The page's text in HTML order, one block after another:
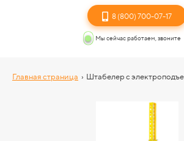
8 (800) 700-07-17
Мы сейчас работаем, звоните
Главная страница › Штабелер с